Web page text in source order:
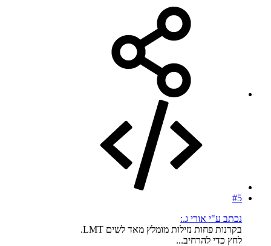
#5
נכתב ע"י אורי ג.:
בקרנות פחות נזילות מומלץ מאד לשים LMT.
לחץ כדי להרחיב...